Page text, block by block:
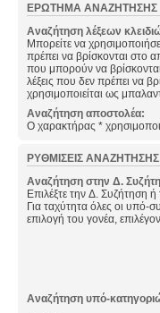
ΕΡΏΤΗΜΑ ΑΝΑΖΉΤΗΣΗΣ
Αναζήτηση λέξεων
Μπορείτε να
πρέπει να βρίσκονται στο
που μπορούν να
λέξεις που δεν πρέπει να
χρησιμοποιείται ως
Αναζήτηση αποστολέα:
Ο χαρακτήρας *
ΡΥΘΜΊΣΕΙΣ ΑΝΑΖΉΤΗΣΗΣ
Αναζήτηση στην Δ.
Επιλέξτε την Δ. Συζήτηση ή
Για ταχύτητα όλες οι υπό-
επιλογή του γονέα,
Αναζήτηση υπό-